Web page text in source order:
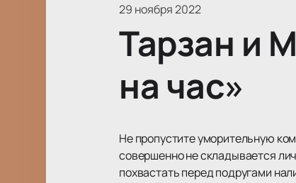
29 ноября 2022
Тарзан и
на час»
Не пропустите уморительную
совершенно не складывается
похвастать перед подругами